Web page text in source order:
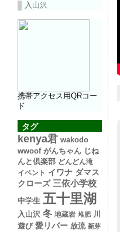
入山沢
携帯アクセス用QRコー
ド
タグ
kenya君 wakodo
wwoof がんちゃん じね
んと倶楽部 どんどん滝
イベント イワナ ダマス
クローズ 三依小学校
中学生 五十里湖
入山沢 冬 地蔵岩 堆肥 川
遊び 愛リバー 放流 新芽